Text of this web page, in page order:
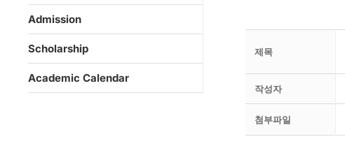
제목
작성자
첨부파일
Admission
Scholarship
Academic Calendar